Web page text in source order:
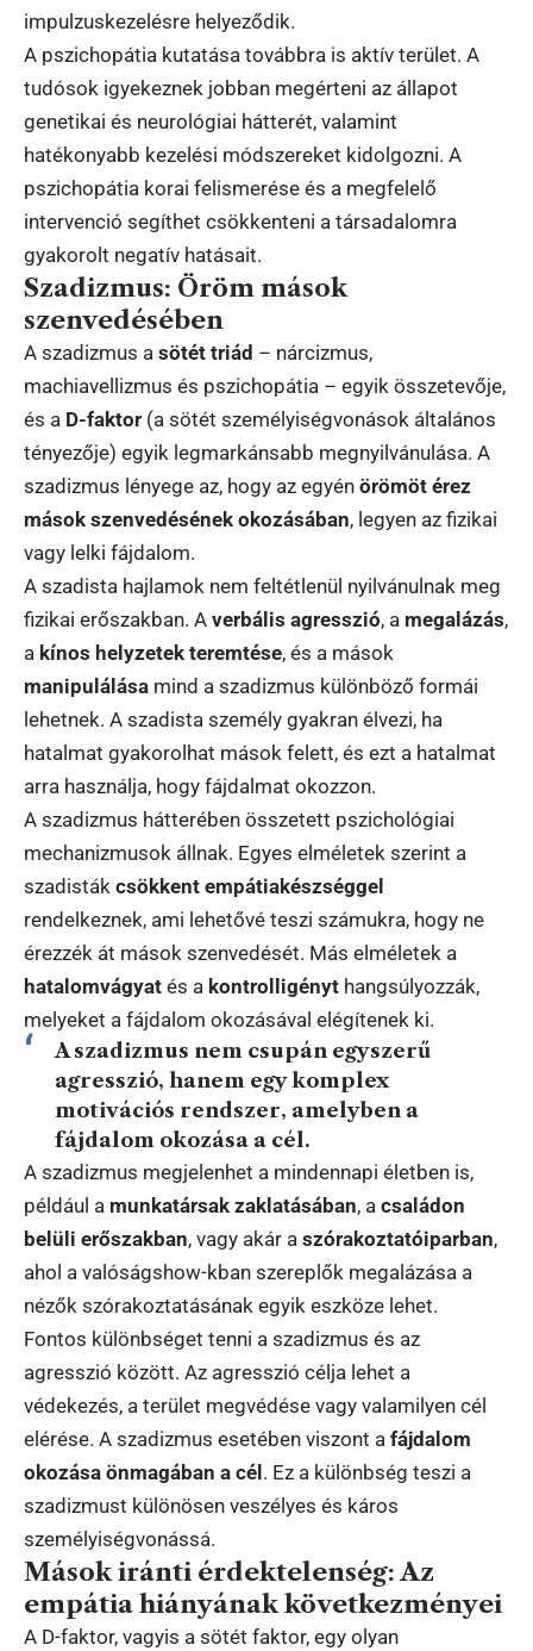
impulzuskezelésre helyeződik.
A pszichopátia kutatása továbbra is aktív terület. A
tudósok igyekeznek jobban megérteni az állapot
genetikai és neurológiai hátterét, valamint
hatékonyabb kezelési módszereket kidolgozni. A
pszichopátia korai felismerése és a megfelelő
intervenció segíthet csökkenteni a társadalomra
gyakorolt negatív hatásait.
Szadizmus: Öröm mások
szenvedésében
A szadizmus a sötét triád – nárcizmus,
machiavellizmus és pszichopátia – egyik összetevője,
és a D-faktor (a sötét személyiségvonások általános
tényezője) egyik legmarkánsabb megnyilvánulása. A
szadizmus lényege az, hogy az egyén örömöt érez
mások szenvedésének okozásában, legyen az fizikai
vagy lelki fájdalom.
A szadista hajlamok nem feltétlenül nyilvánulnak meg
fizikai erőszakban. A verbális agresszió, a megalázás,
a kínos helyzetek teremtése, és a mások
manipulálása mind a szadizmus különböző formái
lehetnek. A szadista személy gyakran élvezi, ha
hatalmat gyakorolhat mások felett, és ezt a hatalmat
arra használja, hogy fájdalmat okozzon.
A szadizmus hátterében összetett pszichológiai
mechanizmusok állnak. Egyes elméletek szerint a
szadisták csökkent empátiakészséggel
rendelkeznek, ami lehetővé teszi számukra, hogy ne
érezzék át mások szenvedését. Más elméletek a
hatalomvágyat és a kontrolligényt hangsúlyozzák,
melyeket a fájdalom okozásával elégítenek ki.
A szadizmus nem csupán egyszerű
agresszió, hanem egy komplex
motivációs rendszer, amelyben a
fájdalom okozása a cél.
A szadizmus megjelenhet a mindennapi életben is,
például a munkatársak zaklatásában, a családon
belüli erőszakban, vagy akár a szórakoztatóiparban,
ahol a valóságshow-kban szereplők megalázása a
nézők szórakoztatásának egyik eszköze lehet.
Fontos különbséget tenni a szadizmus és az
agresszió között. Az agresszió célja lehet a
védekezés, a terület megvédése vagy valamilyen cél
elérése. A szadizmus esetében viszont a fájdalom
okozása önmagában a cél . Ez a különbség teszi a
szadizmust különösen veszélyes és káros
személyiségvonássá.
Mások iránti érdektelenség: Az
empátia hiányának következményei
A D-faktor, vagyis a sötét faktor, egy olyan